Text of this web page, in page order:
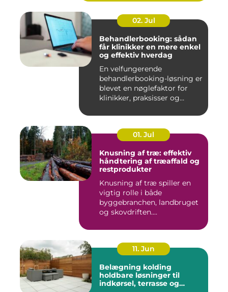
02. Jul
Behandlerbooking: sådan
får klinikker en mere enkel
og effektiv hverdag
En velfungerende
behandlerbooking-løsning er
blevet en nøglefaktor for
klinikker, praksisser og
01. Jul
Knusning af træ: effektiv
håndtering af træaffald og
restprodukter
Knusning af træ spiller en
vigtig rolle i både
byggebranchen, landbruget
og skovdriften....
11. Jun
Belægning kolding
holdbare løsninger til
indkørsel, terrasse og